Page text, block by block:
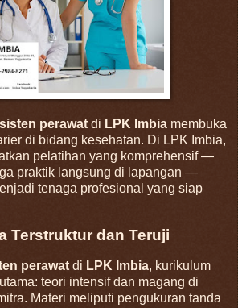
perawat di LPK Imbia membuka
di bidang kesehatan. Di LPK Imbia,
pelatihan yang komprehensif —
praktik langsung di lapangan —
tenaga profesional yang siap
Terstruktur dan Teruji
perawat di LPK Imbia, kurikulum
teori intensif dan magang di
Materi meliputi pengukuran tanda